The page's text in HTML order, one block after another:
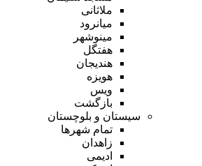
ملاثانی
میانرود
مینوشهر
هفتگل
هندیجان
هویزه
ویس
بازگشت
سیستان و بلوچستان
تمام شهر‌ها
زاهدان
ادیمی